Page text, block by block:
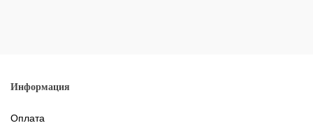
Информация
Оплата